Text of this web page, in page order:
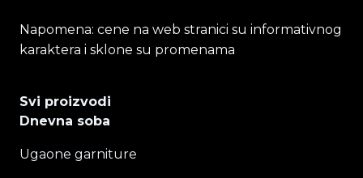
Napomena: cene na web stranici su informativnog
karaktera i sklone su promenama
Svi proizvodi
Dnevna soba
Ugaone garniture